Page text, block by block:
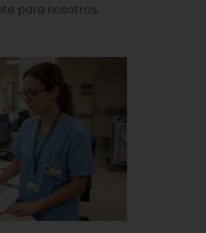
para nosotros,